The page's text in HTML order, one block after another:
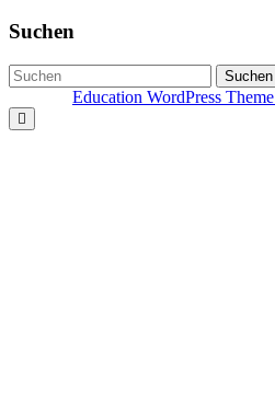
Suchen
Suchen
Education WordPress Theme